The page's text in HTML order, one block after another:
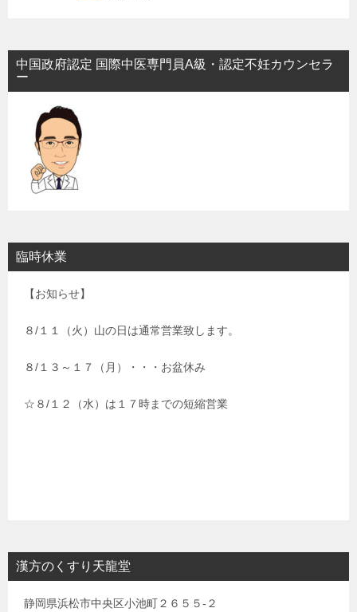
中国政府認定 国際中医専門員A級・認定不妊カウンセラ
ー
臨時休業
【お知らせ】
８/１１（火）山の日は通常営業致します。
８/１３～１７（月）・・・お盆休み
☆８/１２（水）は１７時までの短縮営業
漢方のくすり天龍堂
静岡県浜松市中央区小池町２６５５-２